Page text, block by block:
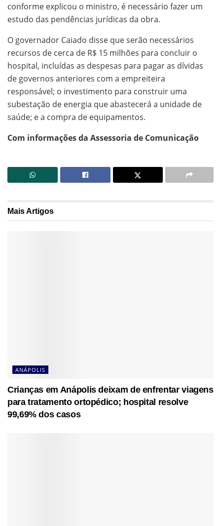
conforme explicou o ministro, é necessário fazer um
estudo das pendências jurídicas da obra.
O governador Caiado disse que serão necessários
recursos de cerca de R$ 15 milhões para concluir o
hospital, incluídas as despesas para pagar as dívidas
de governos anteriores com a empreiteira
responsável; o investimento para construir uma
subestação de energia que abastecerá a unidade de
saúde; e a compra de equipamentos.
Com informações da Assessoria de Comunicação
MaisArtigos
ANÁPOLIS
Crianças em Anápolis deixam de enfrentar viagens
para tratamento ortopédico; hospital resolve
99,69% dos casos